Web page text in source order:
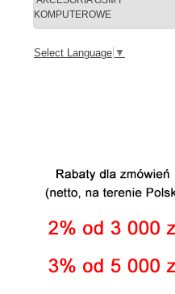
KOMPUTEROWE
Select Language ▼